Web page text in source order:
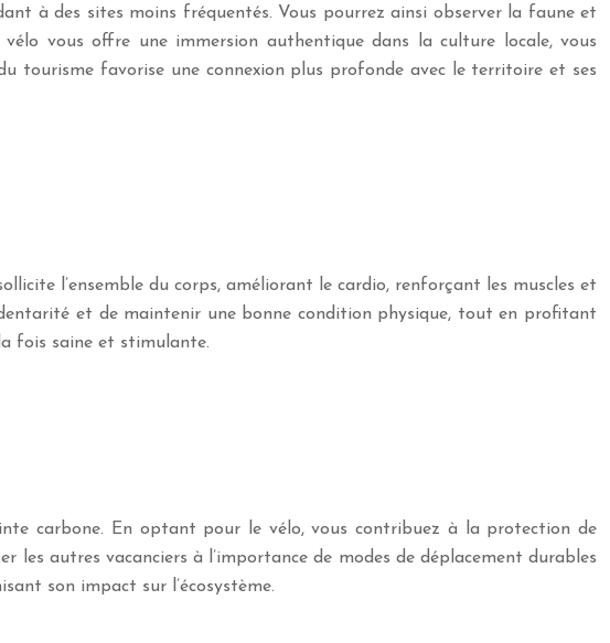
à des sites moins fréquentés. Vous pourrez ainsi observer la faune et
vous offre une immersion authentique dans la culture locale, vous
tourisme favorise une connexion plus profonde avec le territoire et ses
l’ensemble du corps, améliorant le cardio, renforçant les muscles et
et de maintenir une bonne condition physique, tout en profitant
fois saine et stimulante.
carbone. En optant pour le vélo, vous contribuez à la protection de
les autres vacanciers à l’importance de modes de déplacement durables
son impact sur l’écosystème.